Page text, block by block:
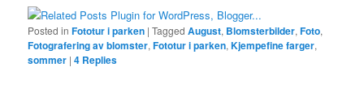
Posted in Fototur i parken |Tagged August, Blomsterbilder,Foto,
Fotografering av blomster,Fototur i parken,Kjempefine farger,
sommer |4 Replies